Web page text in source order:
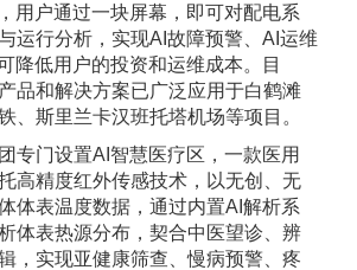
用户通过一块屏幕，即可对配电系
运行分析，实现AI故障预警、AI运维
降低用户的投资和运维成本。目
品和解决方案已广泛应用于白鹤滩
、斯里兰卡汉班托塔机场等项目。
门设置AI智慧医疗区，一款医用
高精度红外传感技术，以无创、无
体表温度数据，通过内置AI解析系
体表热源分布，契合中医望诊、辨
，实现亚健康筛查、慢病预警、疼